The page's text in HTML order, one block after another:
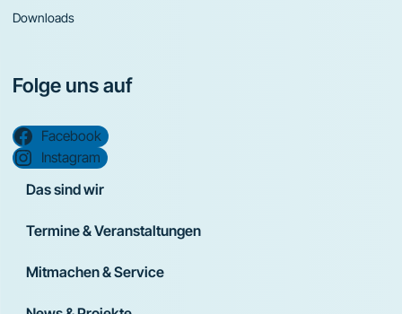
Downloads
Folge uns auf
Facebook
Instagram
Das sind wir
Termine & Veranstaltungen
Mitmachen & Service